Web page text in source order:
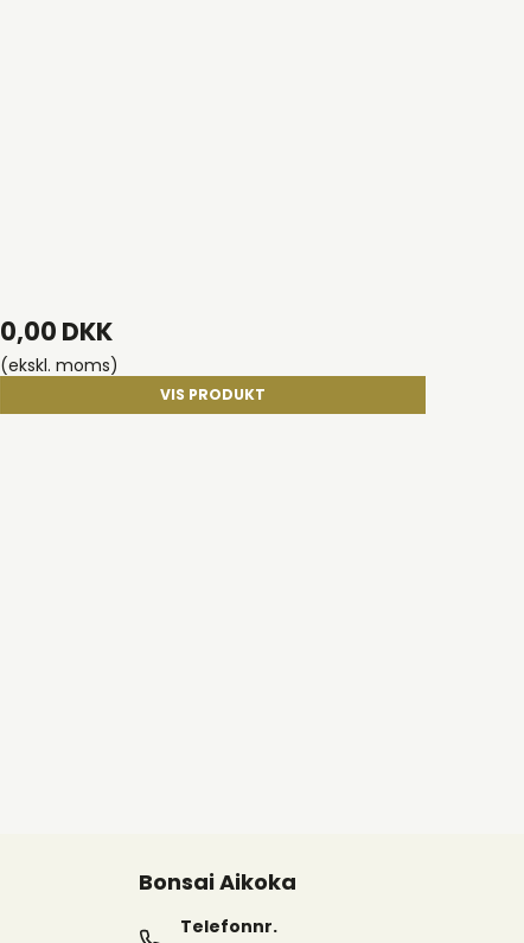
0,00 DKK
(ekskl. moms)
VIS PRODUKT
Bonsai Aikoka
Telefonnr.